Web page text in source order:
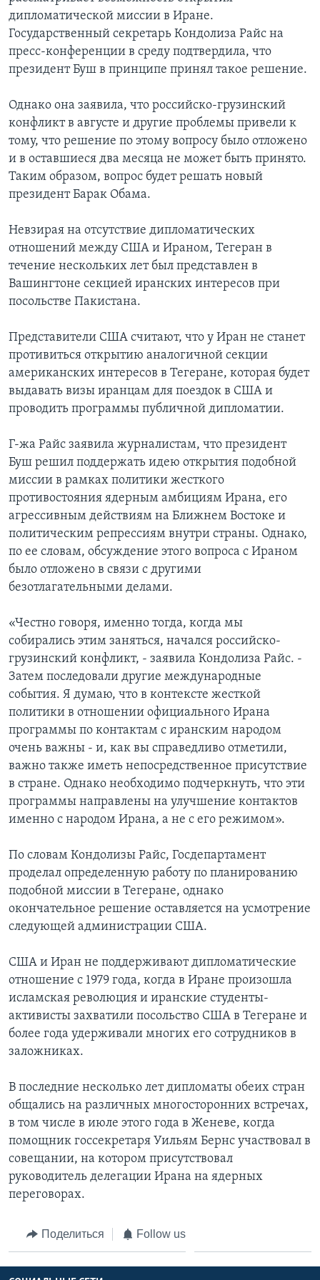
Learning English
СОЦИАЛЬНЫЕ СЕТИ
Языки
дипломатической миссии в Иране.
Государственный секретарь Кондолиза Райс на
пресс-конференции в среду подтвердила, что
президент Буш в принципе принял такое решение.
Однако она заявила, что российско-грузинский
конфликт в августе и другие проблемы привели к
тому, что решение по этому вопросу было отложено
и в оставшиеся два месяца не может быть принято.
Таким образом, вопрос будет решать новый
президент Барак Обама.
Невзирая на отсутствие дипломатических
отношений между США и Ираном, Тегеран в
течение нескольких лет был представлен в
Вашингтоне секцией иранских интересов при
посольстве Пакистана.
Представители США считают, что у Иран не станет
противиться открытию аналогичной секции
американских интересов в Тегеране, которая будет
выдавать визы иранцам для поездок в США и
проводить программы публичной дипломатии.
Г-жа Райс заявила журналистам, что президент
Буш решил поддержать идею открытия подобной
миссии в рамках политики жесткого
противостояния ядерным амбициям Ирана, его
агрессивным действиям на Ближнем Востоке и
политическим репрессиям внутри страны. Однако,
по ее словам, обсуждение этого вопроса с Ираном
было отложено в связи с другими
безотлагательными делами.
«Честно говоря, именно тогда, когда мы
собирались этим заняться, начался российско-
грузинский конфликт, - заявила Кондолиза Райс. -
Затем последовали другие международные
события. Я думаю, что в контексте жесткой
политики в отношении официального Ирана
программы по контактам с иранским народом
очень важны - и, как вы справедливо отметили,
важно также иметь непосредственное присутствие
в стране. Однако необходимо подчеркнуть, что эти
программы направлены на улучшение контактов
именно с народом Ирана, а не с его режимом».
По словам Кондолизы Райс, Госдепартамент
проделал определенную работу по планированию
подобной миссии в Тегеране, однако
окончательное решение оставляется на усмотрение
следующей администрации США.
США и Иран не поддерживают дипломатические
отношение с 1979 года, когда в Иране произошла
исламская революция и иранские студенты-
активисты захватили посольство США в Тегеране и
более года удерживали многих его сотрудников в
заложниках.
В последние несколько лет дипломаты обеих стран
общались на различных многосторонних встречах,
в том числе в июле этого года в Женеве, когда
помощник госсекретаря Уильям Бернс участвовал в
совещании, на котором присутствовал
руководитель делегации Ирана на ядерных
переговорах.
Поделиться Follow us